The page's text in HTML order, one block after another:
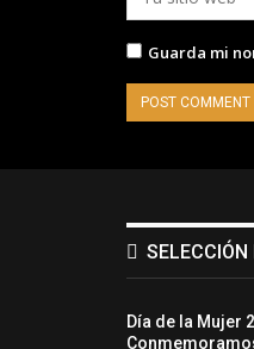
Guarda mi
SELECCIÓN
Día de la Mujer